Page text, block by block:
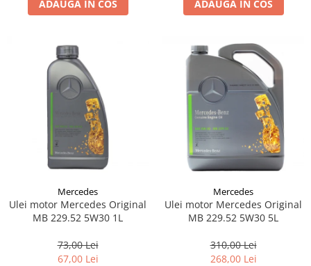
Lichid de frana
Filtre moto
Filtru combustibil
Buson golire ulei
Filtru ulei moto
Filtru aer moto
Intretinere si curatare filtre moto
Intretinere moto
Curatare moto
Covor moto
ADAUGA IN COS ADAUGA IN COS
Mercedes
Ulei motor Mercedes Original
MB 229.52 5W30 1L
73,00 Lei
67,00 Lei
Mercedes
Ulei motor Mercedes Original
MB 229.52 5W30 5L
310,00 Lei
268,00 Lei